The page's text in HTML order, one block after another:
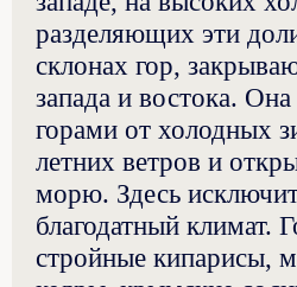
разделяющих эти
склонах гор,
запада и востока.
горами от холодных
летних ветров и
морю. Здесь
благодатный климат.
стройные кипарисы,